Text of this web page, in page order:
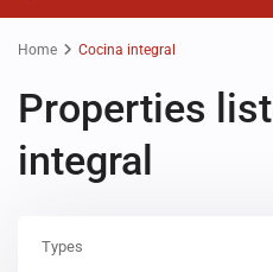
Home Cocina integral
Properties
integral
Types